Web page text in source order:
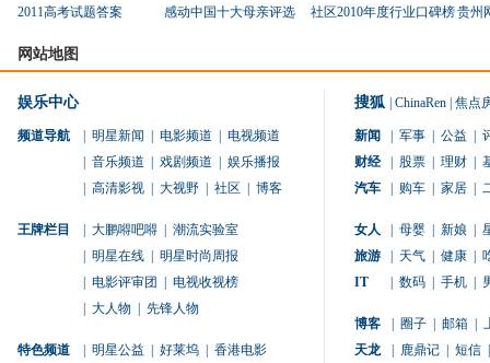
2011高考试题答案
感动中国十大母亲评选 社区2010年度行业口碑榜贵州
网站地图
娱乐中心
频道导航 明星新闻 电影频道
电视频道
音乐频道 戏剧频道
娱乐播报
高清影视 大视野 社区 博客
王牌栏目 大鹏嘚吧嘚
潮流实验室
明星在线
明星时尚周报
电影评审团
电视收视榜
大人物 先锋人物
特色频道 明星公益 好莱坞
香港电影
搜狐 ChinaRen 焦点
新闻 军事 公益
财经
股票 理财
汽车
购车 家居
女人 母婴 新娘
旅游
天气 健康
IT
数码 手机
博客 圈子 邮箱
天龙
鹿鼎记 短信